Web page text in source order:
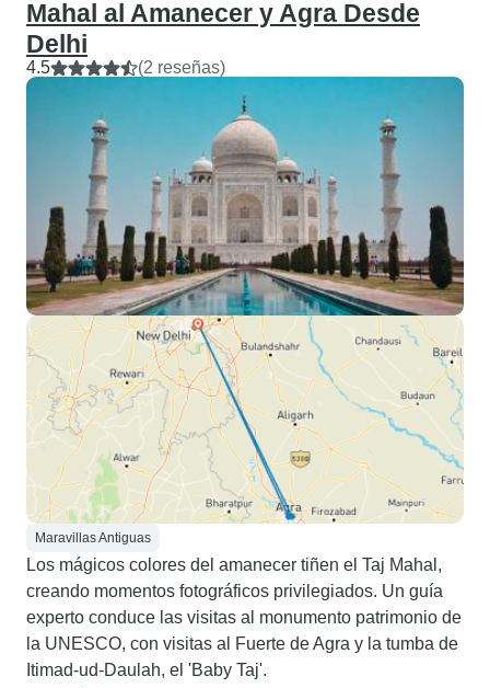
Mahal al Amanecer y Agra Desde
Delhi
4.5 (2 reseñas)
Maravillas Antiguas
Los mágicos colores del amanecer tiñen el Taj Mahal,
creando momentos fotográficos privilegiados. Un guía
experto conduce las visitas al monumento patrimonio de
la UNESCO, con visitas al Fuerte de Agra y la tumba de
Itimad-ud-Daulah, el 'Baby Taj'.